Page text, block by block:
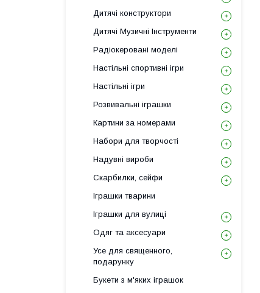
Дитячі конструктори
Дитячі Музичні Інструменти
Радіокеровані моделі
Настільні спортивні ігри
Настільні ігри
Розвивальні іграшки
Картини за номерами
Набори для творчості
Надувні вироби
Скарбилки, сейфи
Іграшки тварини
Іграшки для вулиці
Одяг та аксесуари
Усе для священного,
подарунку
Букети з м'яких іграшок